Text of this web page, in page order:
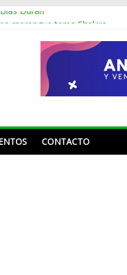
Durán
merengue tema Shakira
Aquino y Nahiony Reyes
Frank Reyes a Acroarte:
CONTACTO